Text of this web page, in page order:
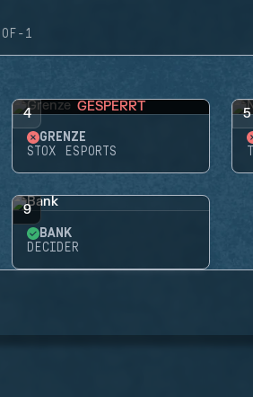
OF-1
4 GESPERRT
GRENZE
STOX ESPORTS
5
9
BANK
DECIDER